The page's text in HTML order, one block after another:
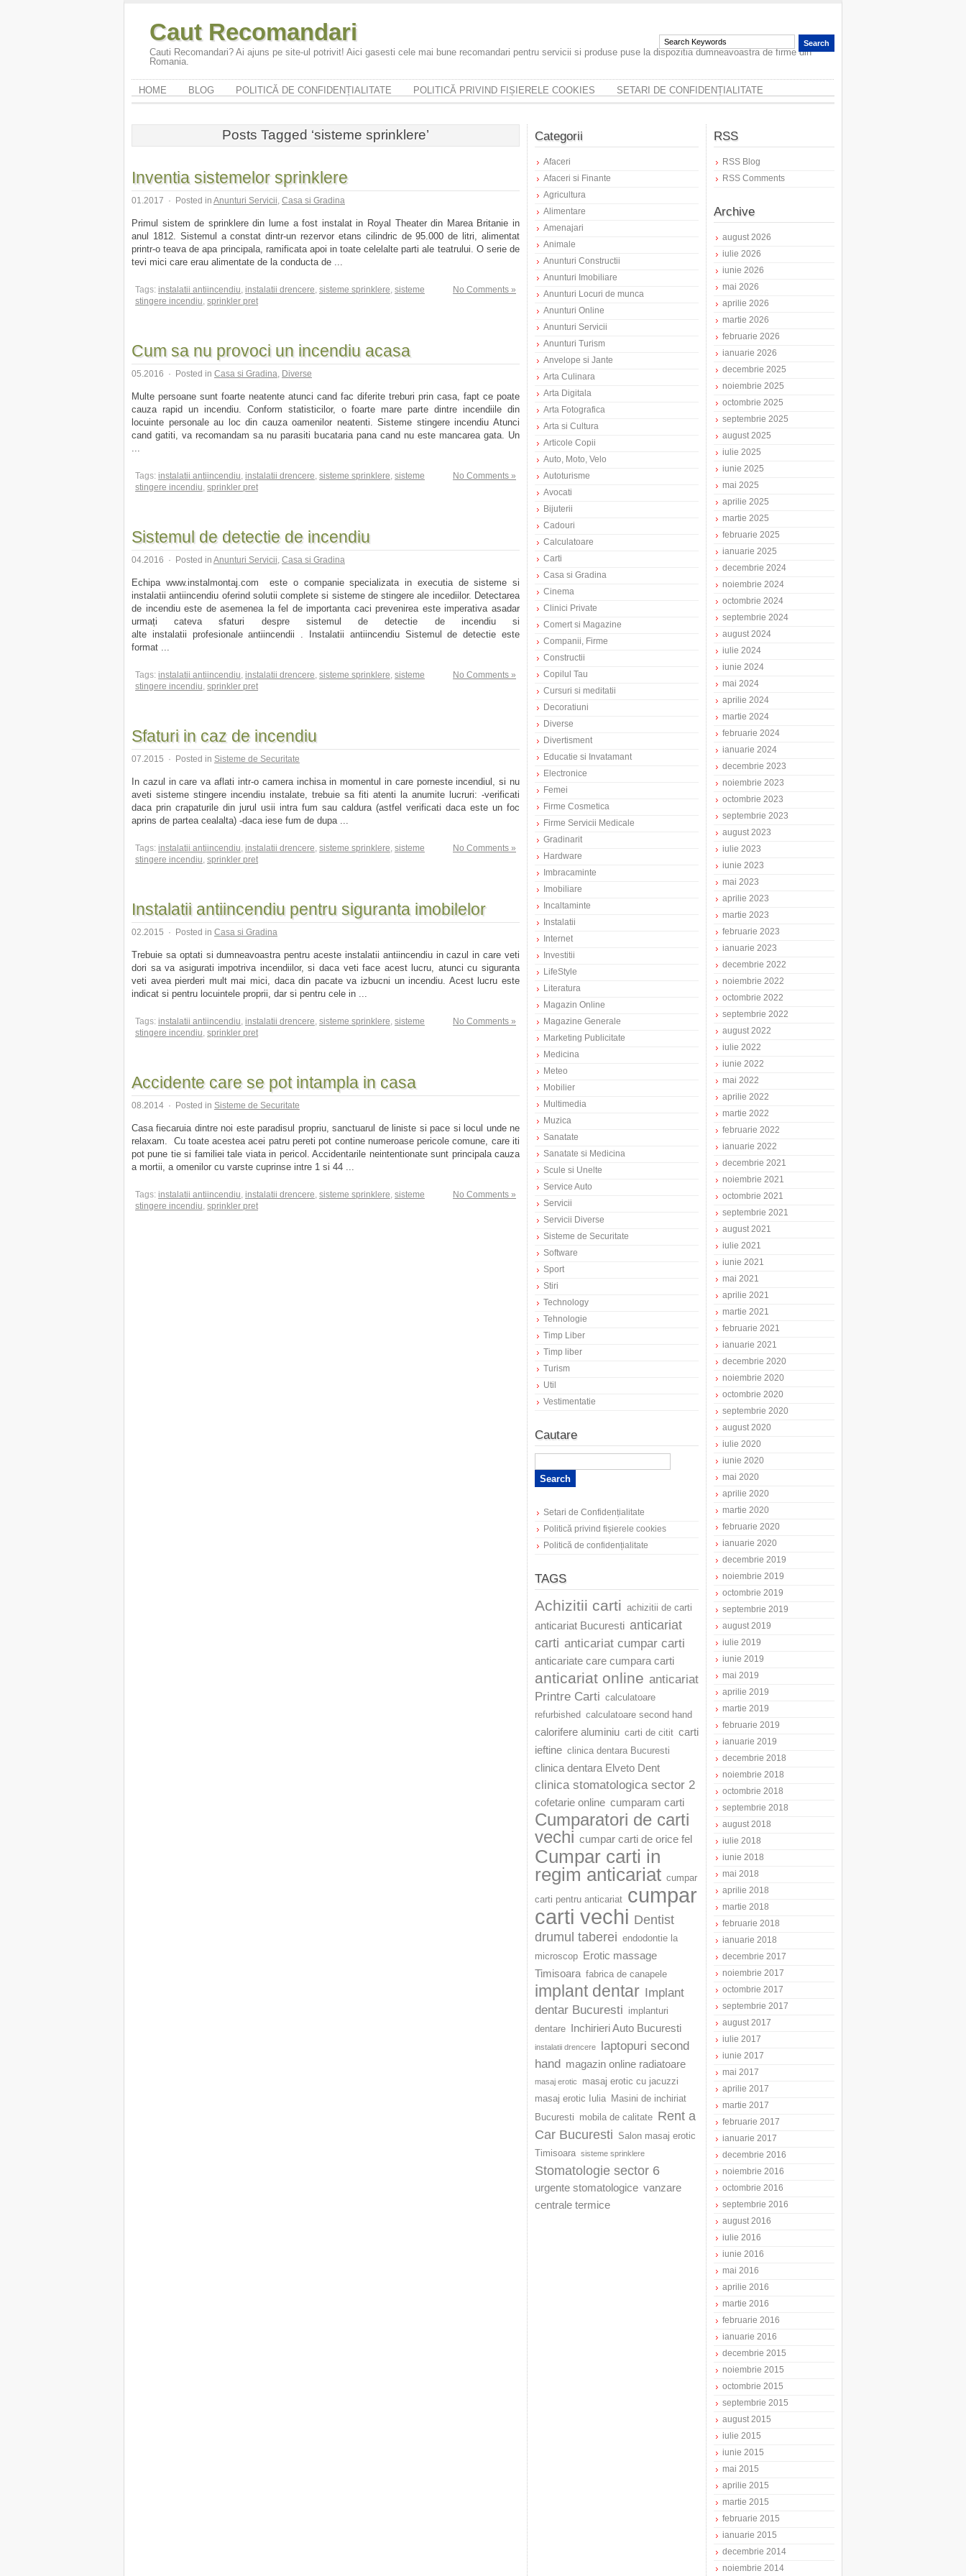
Caut Recomandari
Cauti Recomandari? Ai ajuns pe site-ul potrivit! Aici gasesti cele mai bune recomandari pentru servicii si produse puse la dispozitia dumneavoastra de firme din
Romania.
HOME BLOG POLITICĂ DE CONFIDENȚIALITATE POLITICĂ PRIVIND FIȘIERELE COOKIES SETARI DE CONFIDENȚIALITATE
Posts Tagged ‘sisteme sprinklere’
Inventia sistemelor sprinklere
01.2017 · Posted in Anunturi Servicii, Casa si Gradina
Primul sistem de sprinklere din lume a fost instalat in Royal Theater din Marea Britanie in
anul 1812. Sistemul a constat dintr-un rezervor etans cilindric de 95.000 de litri, alimentat
printr-o teava de apa principala, ramificata apoi in toate celelalte parti ale teatrului. O serie de
tevi mici care erau alimentate de la conducta de ...
No Comments »
Tags: instalatii antiincendiu, instalatii drencere, sisteme sprinklere, sisteme
stingere incendiu, sprinkler pret
Cum sa nu provoci un incendiu acasa
05.2016 · Posted in Casa si Gradina, Diverse
Multe persoane sunt foarte neatente atunci cand fac diferite treburi prin casa, fapt ce poate
cauza rapid un incendiu. Conform statisticilor, o foarte mare parte dintre incendiile din
locuinte personale au loc din cauza oamenilor neatenti. Sisteme stingere incendiu Atunci
cand gatiti, va recomandam sa nu parasiti bucataria pana cand nu este mancarea gata. Un
...
No Comments »
Tags: instalatii antiincendiu, instalatii drencere, sisteme sprinklere, sisteme
stingere incendiu, sprinkler pret
Sistemul de detectie de incendiu
04.2016 · Posted in Anunturi Servicii, Casa si Gradina
Echipa www.instalmontaj.com este o companie specializata in executia de sisteme si
instalatii antiincendiu oferind solutii complete si sisteme de stingere ale incediilor. Detectarea
de incendiu este de asemenea la fel de importanta caci prevenirea este imperativa asadar
urmați cateva sfaturi despre sistemul de detectie de incendiu si
alte instalatii profesionale antiincendii . Instalatii antiincendiu Sistemul de detectie este
format ...
No Comments »
Tags: instalatii antiincendiu, instalatii drencere, sisteme sprinklere, sisteme
stingere incendiu, sprinkler pret
Sfaturi in caz de incendiu
07.2015 · Posted in Sisteme de Securitate
In cazul in care va aflati intr-o camera inchisa in momentul in care porneste incendiul, si nu
aveti sisteme stingere incendiu instalate, trebuie sa fiti atenti la anumite lucruri: -verificati
daca prin crapaturile din jurul usii intra fum sau caldura (astfel verificati daca este un foc
aprins de partea cealalta) -daca iese fum de dupa ...
No Comments »
Tags: instalatii antiincendiu, instalatii drencere, sisteme sprinklere, sisteme
stingere incendiu, sprinkler pret
Instalatii antiincendiu pentru siguranta imobilelor
02.2015 · Posted in Casa si Gradina
Trebuie sa optati si dumneavoastra pentru aceste instalatii antiincendiu in cazul in care veti
dori sa va asigurati impotriva incendiilor, si daca veti face acest lucru, atunci cu siguranta
veti avea pierderi mult mai mici, daca din pacate va izbucni un incendiu. Acest lucru este
indicat si pentru locuintele proprii, dar si pentru cele in ...
No Comments »
Tags: instalatii antiincendiu, instalatii drencere, sisteme sprinklere, sisteme
stingere incendiu, sprinkler pret
Accidente care se pot intampla in casa
08.2014 · Posted in Sisteme de Securitate
Casa fiecaruia dintre noi este paradisul propriu, sanctuarul de liniste si pace si locul unde ne
relaxam. Cu toate acestea acei patru pereti pot contine numeroase pericole comune, care iti
pot pune tie si familiei tale viata in pericol. Accidentarile neintentionate sunt principala cauza
a mortii, a omenilor cu varste cuprinse intre 1 si 44 ...
No Comments »
Tags: instalatii antiincendiu, instalatii drencere, sisteme sprinklere, sisteme
stingere incendiu, sprinkler pret
Categorii
Afaceri
Afaceri si Finante
Agricultura
Alimentare
Amenajari
Animale
Anunturi Constructii
Anunturi Imobiliare
Anunturi Locuri de munca
Anunturi Online
Anunturi Servicii
Anunturi Turism
Anvelope si Jante
Arta Culinara
Arta Digitala
Arta Fotografica
Arta si Cultura
Articole Copii
Auto, Moto, Velo
Autoturisme
Avocati
Bijuterii
Cadouri
Calculatoare
Carti
Casa si Gradina
Cinema
Clinici Private
Comert si Magazine
Companii, Firme
Constructii
Copilul Tau
Cursuri si meditatii
Decoratiuni
Diverse
Divertisment
Educatie si Invatamant
Electronice
Femei
Firme Cosmetica
Firme Servicii Medicale
Gradinarit
Hardware
Imbracaminte
Imobiliare
Incaltaminte
Instalatii
Internet
Investitii
LifeStyle
Literatura
Magazin Online
Magazine Generale
Marketing Publicitate
Medicina
Meteo
Mobilier
Multimedia
Muzica
Sanatate
Sanatate si Medicina
Scule si Unelte
Service Auto
Servicii
Servicii Diverse
Sisteme de Securitate
Software
Sport
Stiri
Technology
Tehnologie
Timp Liber
Timp liber
Turism
Util
Vestimentatie
Cautare
Setari de Confidențialitate
Politică privind fișierele cookies
Politică de confidențialitate
TAGS
Achizitii carti achizitii de carti
anticariat Bucuresti anticariat
carti anticariat cumpar carti
anticariate care cumpara carti
anticariat online anticariat
Printre Carti calculatoare
refurbished calculatoare second hand
calorifere aluminiu carti de citit carti
ieftine clinica dentara Bucuresti
clinica dentara Elveto Dent
clinica stomatologica sector 2
cofetarie online cumparam carti
Cumparatori de carti
vechi cumpar carti de orice fel
Cumpar carti in
regim anticariat cumpar
carti pentru anticariat cumpar
carti vechi Dentist
drumul taberei endodontie la
microscop
Erotic massage
Timisoara fabrica de canapele
implant dentar Implant
dentar Bucuresti
implanturi
dentare
Inchirieri Auto Bucuresti
instalatii drencere
laptopuri second
hand magazin online radiatoare
masaj erotic
masaj erotic cu jacuzzi
masaj erotic Iulia
Masini de inchiriat
Bucuresti
mobila de calitate Rent a
Car Bucuresti
Salon masaj erotic
Timisoara sisteme sprinklere
Stomatologie sector 6
urgente stomatologice vanzare
centrale termice
RSS
RSS Blog
RSS Comments
Archive
august 2026
iulie 2026
iunie 2026
mai 2026
aprilie 2026
martie 2026
februarie 2026
ianuarie 2026
decembrie 2025
noiembrie 2025
octombrie 2025
septembrie 2025
august 2025
iulie 2025
iunie 2025
mai 2025
aprilie 2025
martie 2025
februarie 2025
ianuarie 2025
decembrie 2024
noiembrie 2024
octombrie 2024
septembrie 2024
august 2024
iulie 2024
iunie 2024
mai 2024
aprilie 2024
martie 2024
februarie 2024
ianuarie 2024
decembrie 2023
noiembrie 2023
octombrie 2023
septembrie 2023
august 2023
iulie 2023
iunie 2023
mai 2023
aprilie 2023
martie 2023
februarie 2023
ianuarie 2023
decembrie 2022
noiembrie 2022
octombrie 2022
septembrie 2022
august 2022
iulie 2022
iunie 2022
mai 2022
aprilie 2022
martie 2022
februarie 2022
ianuarie 2022
decembrie 2021
noiembrie 2021
octombrie 2021
septembrie 2021
august 2021
iulie 2021
iunie 2021
mai 2021
aprilie 2021
martie 2021
februarie 2021
ianuarie 2021
decembrie 2020
noiembrie 2020
octombrie 2020
septembrie 2020
august 2020
iulie 2020
iunie 2020
mai 2020
aprilie 2020
martie 2020
februarie 2020
ianuarie 2020
decembrie 2019
noiembrie 2019
octombrie 2019
septembrie 2019
august 2019
iulie 2019
iunie 2019
mai 2019
aprilie 2019
martie 2019
februarie 2019
ianuarie 2019
decembrie 2018
noiembrie 2018
octombrie 2018
septembrie 2018
august 2018
iulie 2018
iunie 2018
mai 2018
aprilie 2018
martie 2018
februarie 2018
ianuarie 2018
decembrie 2017
noiembrie 2017
octombrie 2017
septembrie 2017
august 2017
iulie 2017
iunie 2017
mai 2017
aprilie 2017
martie 2017
februarie 2017
ianuarie 2017
decembrie 2016
noiembrie 2016
octombrie 2016
septembrie 2016
august 2016
iulie 2016
iunie 2016
mai 2016
aprilie 2016
martie 2016
februarie 2016
ianuarie 2016
decembrie 2015
noiembrie 2015
octombrie 2015
septembrie 2015
august 2015
iulie 2015
iunie 2015
mai 2015
aprilie 2015
martie 2015
februarie 2015
ianuarie 2015
decembrie 2014
noiembrie 2014